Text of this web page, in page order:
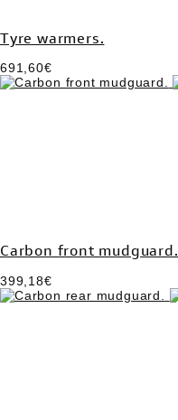
Tyre warmers.
691,60€
Carbon front mudguard.
399,18€